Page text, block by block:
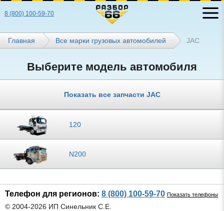
8 (800) 100-59-70
Главная Все марки грузовых автомобилей JAC
Выберите модель автомобиля
Показать все запчасти JAC
120
N200
Телефон для регионов: 8 (800) 100-59-70 Показать телефоны
© 2004-2026 ИП Синельник С.Е.